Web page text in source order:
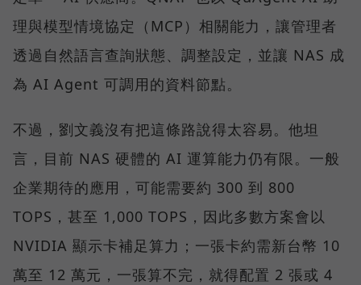
理與模型情境協定（MCP）相關能力，讓管理者
透過自然語言查詢狀態、調整設定，並讓 NAS 成
為 AI Agent 可調用的資料節點。
不過，劉文義沒有把這條路說得太容易。他坦
言，目前 NAS 硬體的 AI 運算能力仍有限。一般
企業期待的應用，可能需要約 300 到 800
TOPS，甚至 1,000 TOPS，因此多數方案會以
NVIDIA 顯示卡補足算力；一張卡約需新台幣 10
萬至 12 萬元，一張算不完，就得配置 2 張或 4